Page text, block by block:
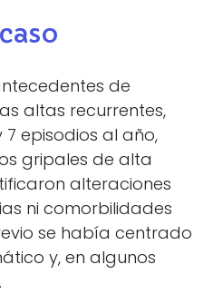
de
altas recurrentes,
episodios al año,
gripales de alta
alteraciones
ni comorbilidades
se había centrado
y, en algunos